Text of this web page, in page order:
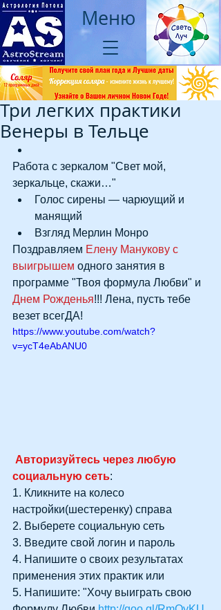
Меню
Три легких практики
Венеры в Тельце
Работа с зеркалом "Свет мой,
зеркальце, скажи…"
Голос сирены — чарюущий и
манящий
Взгляд Мерлин Монро
Поздравляем Елену Манукову с
выигрышем одного занятия в
программе "Твоя формула Любви" и
Днем Рожденья!!! Лена, пусть тебе
везет всегДА!
https://www.youtube.com/watch?
v=ycT4eAbANU0
Авторизуйтесь через любую
социальную сеть:
1. Кликните на колесо
настройки(шестеренку) справа
2. Выберете социальную сеть
3. Введите свой логин и пароль
4. Напишите о своих результатах
применения этих практик или
5. Напишите: "Хочу выиграть свою